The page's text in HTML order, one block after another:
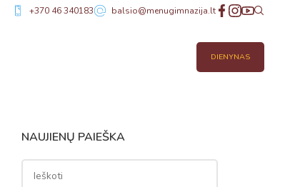
+370 46 340183 balsio@menugimnazija.lt
DIENYNAS
NAUJIENŲ PAIEŠKA